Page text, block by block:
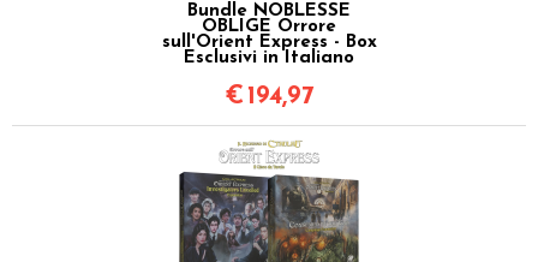
Bundle NOBLESSE
OBLIGE Orrore
sull'Orient Express - Box
Esclusivi in Italiano
€ 194,97